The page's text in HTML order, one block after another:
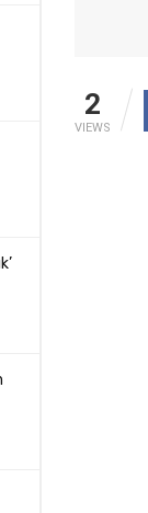
2
VIEWS